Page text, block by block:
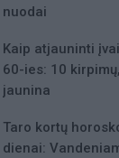
nuodai
Kaip atjauninti
60-ies: 10
jaunina
Taro kortų
dienai: